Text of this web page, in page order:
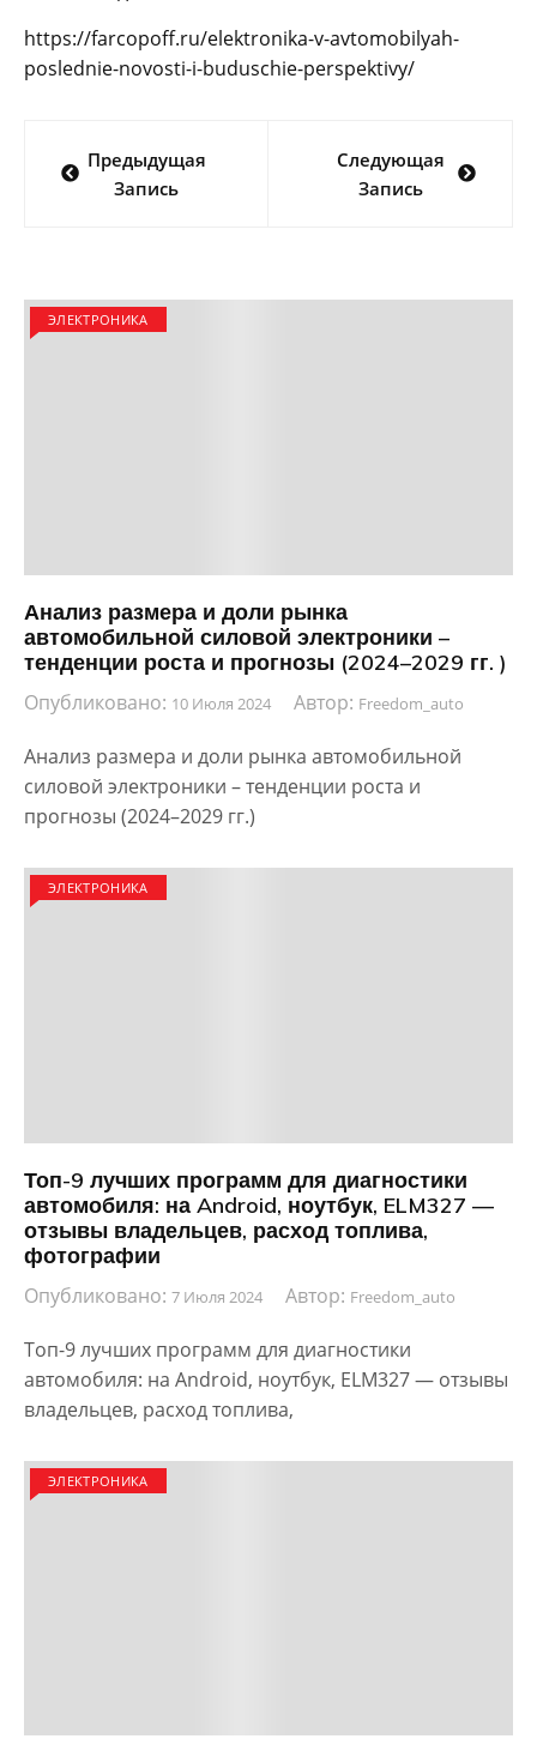
https://farcopoff.ru/elektronika-v-avtomobilyah-
poslednie-novosti-i-buduschie-perspektivy/
по
Предыдущая
Запись
Следующая
Запись
ЭЛЕКТРОНИКА
Анализ размера и доли рынка
автомобильной силовой электроники –
тенденции роста и прогнозы (2024–2029 гг. )
Опубликовано: 10 Июля 2024 Автор: Freedom_auto
Анализ размера и доли рынка автомобильной
силовой электроники – тенденции роста и
прогнозы (2024–2029 гг.)
ЭЛЕКТРОНИКА
Топ-9 лучших программ для диагностики
автомобиля: на Android, ноутбук, ELM327 —
отзывы владельцев, расход топлива,
фотографии
Опубликовано: 7 Июля 2024 Автор: Freedom_auto
Топ-9 лучших программ для диагностики
автомобиля: на Android, ноутбук, ELM327 — отзывы
владельцев, расход топлива,
ЭЛЕКТРОНИКА